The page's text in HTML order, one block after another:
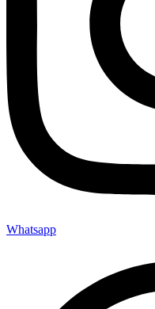
Whatsapp